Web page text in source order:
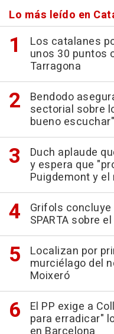
Lo más leído en
Los catalanes
unos 30 puntos
Tarragona
Bendodo
sectorial sobre
bueno escuchar"
Duch aplaude
y espera que
Puigdemont y
Grifols
SPARTA sobre
Localizan por
murciélago del
Moixeró
El PP exige a
para erradicar"